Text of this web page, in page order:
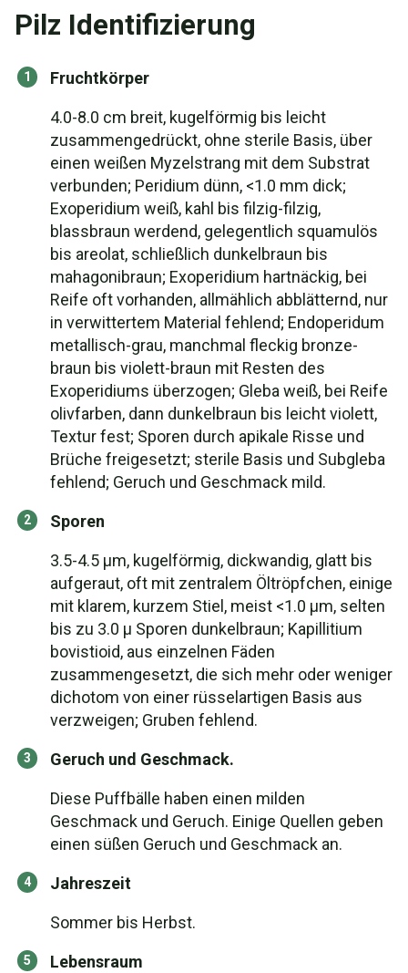
Pilz Identifizierung
Fruchtkörper
4.0-8.0 cm breit, kugelförmig bis leicht
zusammengedrückt, ohne sterile Basis, über
einen weißen Myzelstrang mit dem Substrat
verbunden; Peridium dünn, <1.0 mm dick;
Exoperidium weiß, kahl bis filzig-filzig,
blassbraun werdend, gelegentlich squamulös
bis areolat, schließlich dunkelbraun bis
mahagonibraun; Exoperidium hartnäckig, bei
Reife oft vorhanden, allmählich abblätternd, nur
in verwittertem Material fehlend; Endoperidum
metallisch-grau, manchmal fleckig bronze-
braun bis violett-braun mit Resten des
Exoperidiums überzogen; Gleba weiß, bei Reife
olivfarben, dann dunkelbraun bis leicht violett,
Textur fest; Sporen durch apikale Risse und
Brüche freigesetzt; sterile Basis und Subgleba
fehlend; Geruch und Geschmack mild.
Sporen
3.5-4.5 µm, kugelförmig, dickwandig, glatt bis
aufgeraut, oft mit zentralem Öltröpfchen, einige
mit klarem, kurzem Stiel, meist <1.0 µm, selten
bis zu 3.0 µ Sporen dunkelbraun; Kapillitium
bovistioid, aus einzelnen Fäden
zusammengesetzt, die sich mehr oder weniger
dichotom von einer rüsselartigen Basis aus
verzweigen; Gruben fehlend.
Geruch und Geschmack.
Diese Puffbälle haben einen milden
Geschmack und Geruch. Einige Quellen geben
einen süßen Geruch und Geschmack an.
Jahreszeit
Sommer bis Herbst.
Lebensraum